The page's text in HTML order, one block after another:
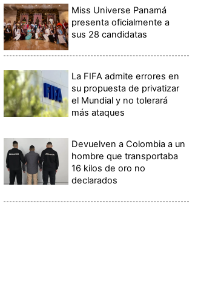
Miss Universe Panamá
presenta oficialmente a
sus 28 candidatas
La FIFA admite errores en
su propuesta de privatizar
el Mundial y no tolerará
más ataques
Devuelven a Colombia a un
hombre que transportaba
16 kilos de oro no
declarados